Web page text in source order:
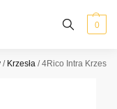
0
/ Krzesła /4Rico Intra Krzesło